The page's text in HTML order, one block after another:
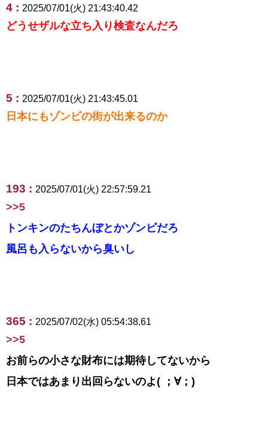
4 : 2025/07/01(火) 21:43:40.42
どうせザルな立ち入り検査なんだろ
5 : 2025/07/01(火) 21:43:45.01
日本にもゾンビの街が出来るのか
193 : 2025/07/01(火) 22:57:59.21
>>5
トンキンのたちんぼとかゾンビだろ
風呂も入らないから臭いし
365 : 2025/07/02(水) 05:54:38.61
>>5
お前らの小さな財布には期待してないから
日本ではあまり出回らないのよ( ；∀；)